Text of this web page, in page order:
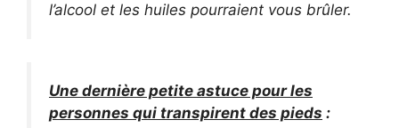
l’alcool et les huiles pourraient vous brûler.
Une dernière petite astuce pour les
personnes qui transpirent des pieds :